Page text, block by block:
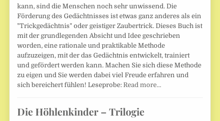
kann, sind die Menschen noch sehr unwissend. Die
Förderung des Gedächtnisses ist etwas ganz anderes als ein
"Trickgedächtnis" oder geistiger Zaubertrick. Dieses Buch ist
mit der grundlegenden Absicht und Idee geschrieben
worden, eine rationale und praktikable Methode
aufzuzeigen, mit der das Gedächtnis entwickelt, trainiert
und gefördert werden kann. Machen Sie sich diese Methode
zu eigen und Sie werden dabei viel Freude erfahren und
sich bereichert fühlen! Leseprobe:Read more…
Die Höhlenkinder – Trilogie